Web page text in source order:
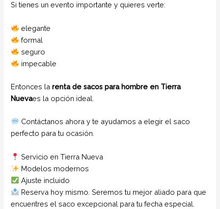
Si tienes un evento importante y quieres verte:
elegante
formal
seguro
impecable
Entonces larenta de sacos para hombre en Tierra
Nuevaes la opción ideal.
Contáctanos ahora y te ayudamos a elegir el saco
perfecto para tu ocasión.
Servicio en Tierra Nueva
Modelos modernos
Ajuste incluido
Reserva hoy mismo. Seremos tu mejor aliado para que
encuentres el saco excepcional para tu fecha especial.